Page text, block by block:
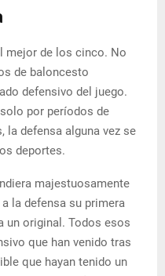
mejor de los cinco. No
de baloncesto
defensivo del juego.
por períodos de
la defensa alguna vez se
deportes.
majestuosamente
la defensa su primera
un original. Todos esos
que han venido tras
que hayan tenido un